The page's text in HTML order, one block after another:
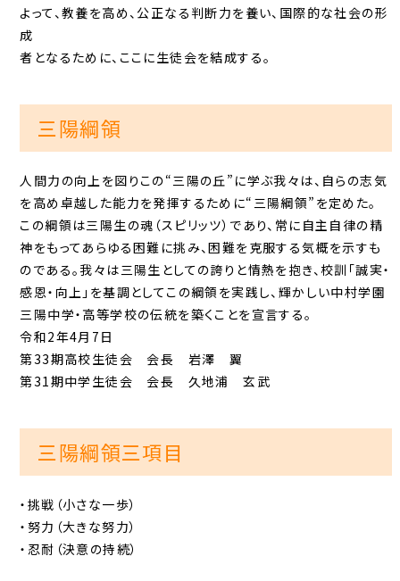
よって、教養を高め、公正なる判断力を養い、国際的な社会の形
成
者となるために、ここに生徒会を結成する。
三陽綱領
人間力の向上を図りこの“三陽の丘”に学ぶ我々は、自らの志気
を高め卓越した能力を発揮するために“三陽綱領”を定めた。
この綱領は三陽生の魂（スピリッツ）であり、常に自主自律の精
神をもってあらゆる困難に挑み、困難を克服する気概を示すも
のである。我々は三陽生としての誇りと情熱を抱き、校訓「誠実・
感恩・向上」を基調としてこの綱領を実践し、輝かしい中村学園
三陽中学・高等学校の伝統を築くことを宣言する。
令和2年4月7日
第33期高校生徒会 会長 岩澤 翼
第31期中学生徒会 会長 久地浦 玄武
三陽綱領三項目
・挑戦（小さな一歩）
・努力（大きな努力）
・忍耐（決意の持続）